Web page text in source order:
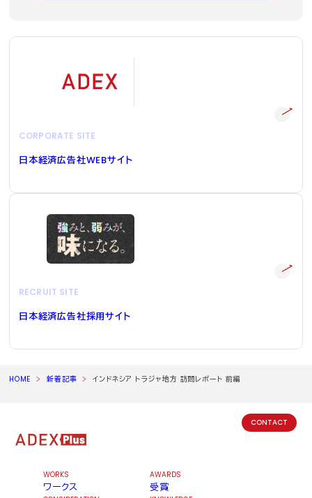
CORPORATE SITE
日本経済広告社WEBサイト
RECRUIT SITE
日本経済広告社採用サイト
HOME 新着記事 インドネシア トラジャ地方 訪問レポート 前編
WORKS
ワークス
AWARDS
受賞
CONTACT